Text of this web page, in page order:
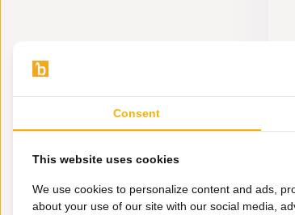
Consent
This website uses cookies
We use cookies to personalize content and ads,
about your use of our site with our social media,